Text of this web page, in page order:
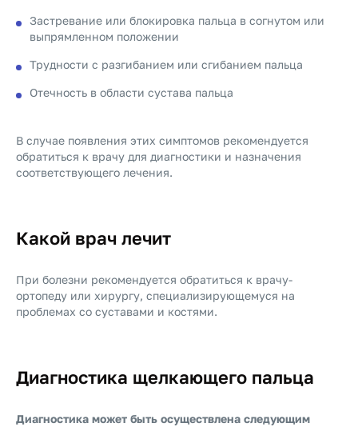
Застревание или блокировка пальца в согнутом или
выпрямленном положении
Трудности с разгибанием или сгибанием пальца
Отечность в области сустава пальца
В случае появления этих симптомов рекомендуется
обратиться к врачу для диагностики и назначения
соответствующего лечения.
Какой врач лечит
При болезни рекомендуется обратиться к врачу-
ортопеду или хирургу, специализирующемуся на
проблемах со суставами и костями.
Диагностика щелкающего пальца
Диагностика может быть осуществлена следующим